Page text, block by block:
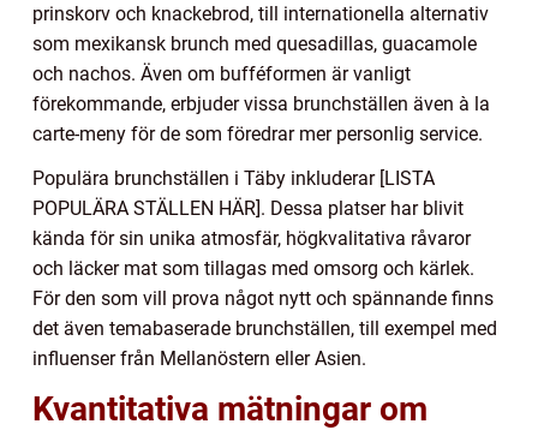
prinskorv och knackebrod, till internationella alternativ
som mexikansk brunch med quesadillas, guacamole
och nachos. Även om bufféformen är vanligt
förekommande, erbjuder vissa brunchställen även à la
carte-meny för de som föredrar mer personlig service.
Populära brunchställen i Täby inkluderar [LISTA
POPULÄRA STÄLLEN HÄR]. Dessa platser har blivit
kända för sin unika atmosfär, högkvalitativa råvaror
och läcker mat som tillagas med omsorg och kärlek.
För den som vill prova något nytt och spännande finns
det även temabaserade brunchställen, till exempel med
influenser från Mellanöstern eller Asien.
Kvantitativa mätningar om